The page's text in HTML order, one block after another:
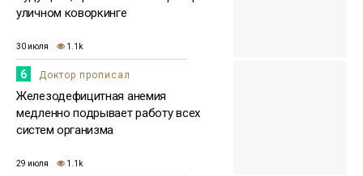
уличном коворкинге
30 июля 1.1k
6 Доктор прописал
Железодефицитная анемия
медленно подрывает работу всех
систем организма
29 июля 1.1k